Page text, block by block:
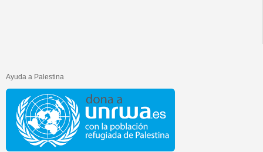
Ayuda a Palestina